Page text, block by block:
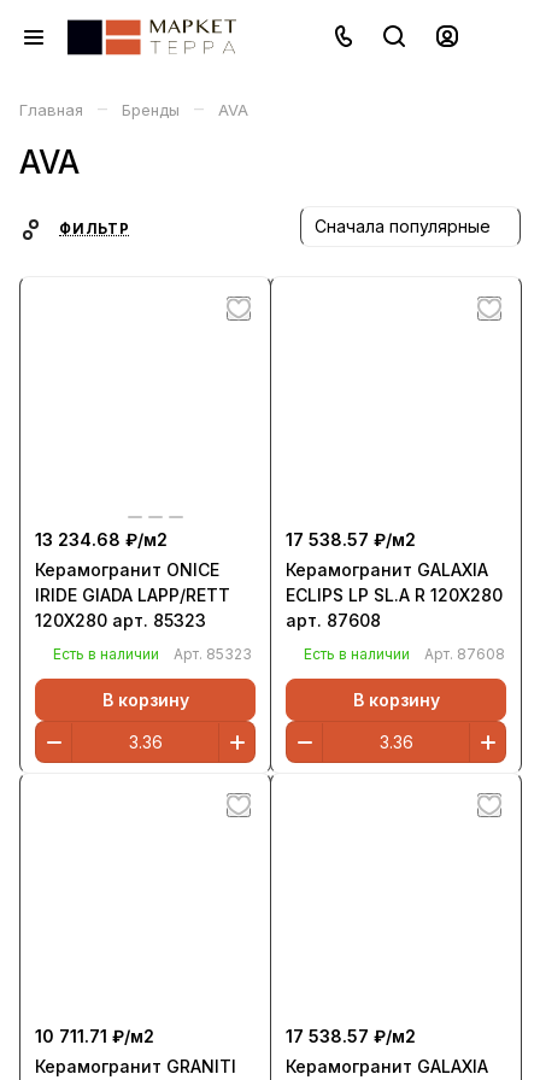
Главная – Бренды – AVA
AVA
ФИЛЬТР Сначала популярные
13 234.68 ₽/м2
Керамогранит ONICE
IRIDE GIADA LAPP/RETT
120X280 арт. 85323
Есть в наличии Арт. 85323
В корзину
17 538.57 ₽/м2
Керамогранит GALAXIA
ECLIPS LP SL.A R 120Х280
арт. 87608
Есть в наличии Арт. 87608
В корзину
10 711.71 ₽/м2
Керамогранит GRANITI
17 538.57 ₽/м2
Керамогранит GALAXIA